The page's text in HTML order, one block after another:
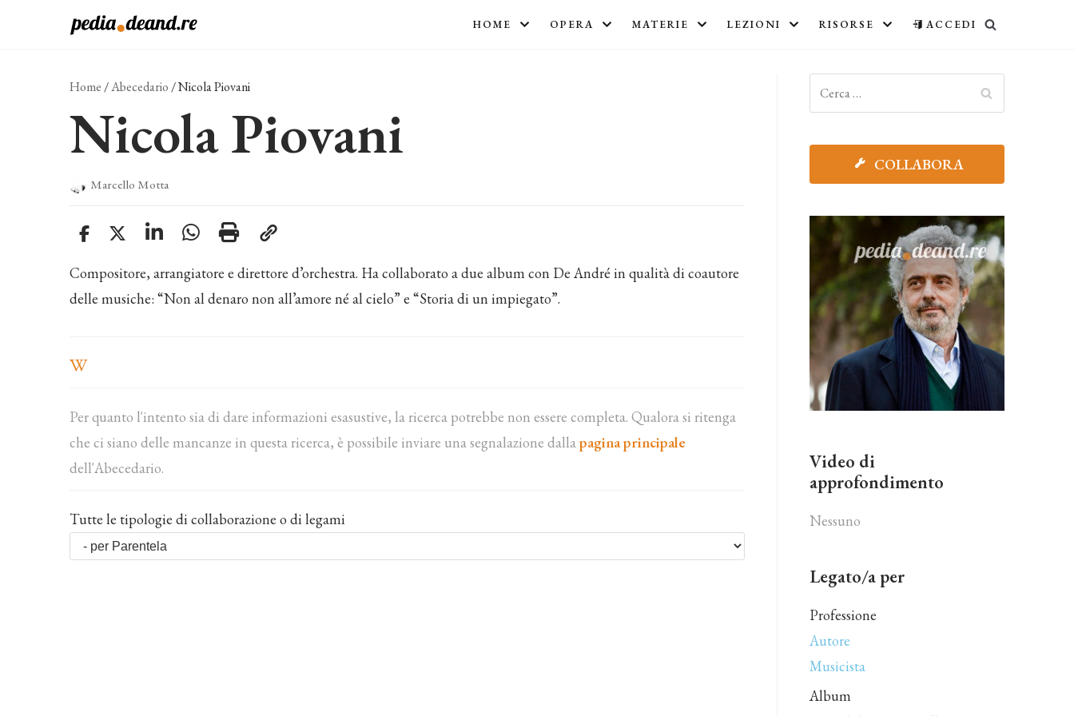
HOME OPERA MATERIE LEZIONI RISORSE ACCEDI
Home /Abecedario /Nicola Piovani
Nicola Piovani
Marcello Motta
Compositore, arrangiatore e direttore d’orchestra. Ha collaborato a due album con De André in qualità di coautore
delle musiche: “Non al denaro non all’amore né al cielo” e “Storia di un impiegato”.
Per quanto l'intento sia di dare informazioni esasustive, la ricerca potrebbe non essere completa. Qualora si ritenga
che ci siano delle mancanze in questa ricerca, è possibile inviare una segnalazione dallapagina principale
dell'Abecedario.
Tutte le tipologie di collaborazione o di legami
COLLABORA
Video di
approfondimento
Nessuno
Legato/a per
Professione
Autore
Musicista
Album